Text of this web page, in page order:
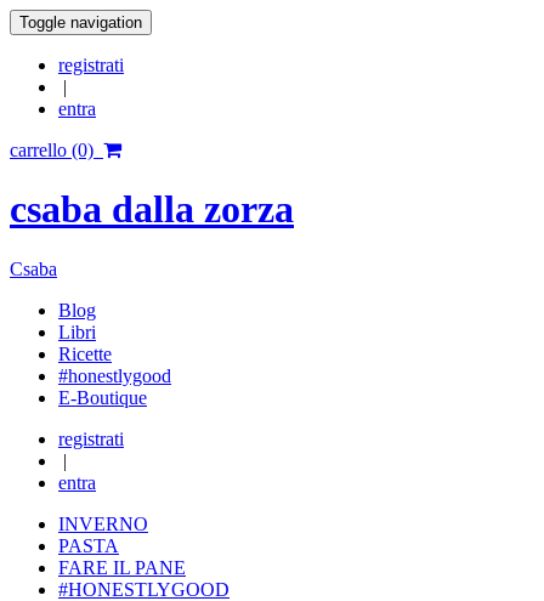
Toggle navigation
registrati
|
entra
carrello (0)
csaba dalla zorza
Csaba
Blog
Libri
Ricette
#honestlygood
E-Boutique
registrati
|
entra
INVERNO
PASTA
FARE IL PANE
#HONESTLYGOOD